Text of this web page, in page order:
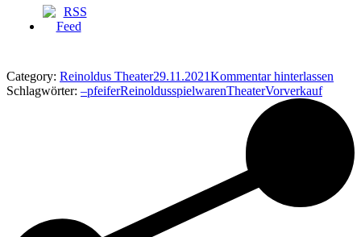
Category: Reinoldus Theater29.11.2021Kommentar hinterlassen
Schlagwörter: –pfeiferReinoldusspielwarenTheaterVorverkauf